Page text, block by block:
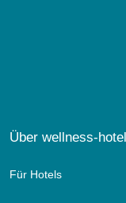
Über wellness-
Für Hotels